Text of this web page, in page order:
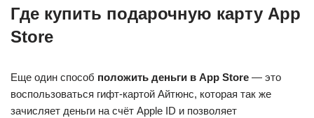
Где купить подарочную карту App
Store
Еще один способ положить деньги в App Store — это
воспользоваться гифт-картой Айтюнс, которая так же
зачисляет деньги на счёт Apple ID и позволяет